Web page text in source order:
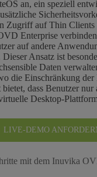
an, ein speziell
Zugriff auf Thin Clients
Enterprise
auf andere
Ansatz ist
Daten
die Einschränkung
dass Benutzer nur
Desktop-
LIVE-DEMO
mit dem Inuvika